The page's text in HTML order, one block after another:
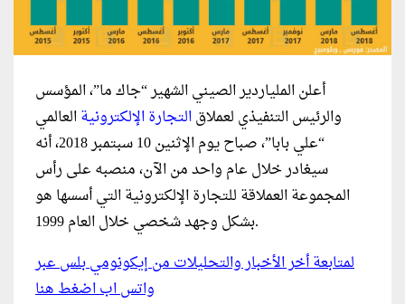
أعلن الملياردير الصيني الشهير “جاك ما”، المؤسس
والرئيس التنفيذي لعملاقالتجارة الإلكترونيةالعالمي
“علي بابا”، صباح يوم الإثنين 10 سبتمبر 2018، أنه
سيغادر خلال عام واحد من الآن، منصبه على رأس
المجموعة العملاقة للتجارة الإلكترونية التي أسسها هو
بشكل وجهد شخصي خلال العام 1999.
لمتابعة أخر الأخبار والتحليلات من إيكونومي بلس عبر
واتس اب اضغط هنا